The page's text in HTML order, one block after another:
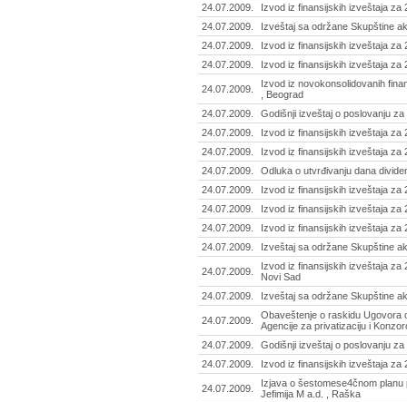
24.07.2009.
Izvod iz finansijskih izveštaja za
24.07.2009.
Izveštaj sa održane Skupštine
24.07.2009.
Izvod iz finansijskih izveštaja za
24.07.2009.
Izvod iz finansijskih izveštaja za
24.07.2009.
Izvod iz novokonsolidovanih
, Beograd
24.07.2009.
Godišnji izveštaj o poslovanju
24.07.2009.
Izvod iz finansijskih izveštaja za
24.07.2009.
Izvod iz finansijskih izveštaja za
24.07.2009.
Odluka o utvrđivanju dana
24.07.2009.
Izvod iz finansijskih izveštaja za
24.07.2009.
Izvod iz finansijskih izveštaja za
24.07.2009.
Izvod iz finansijskih izveštaja za
24.07.2009.
Izveštaj sa održane Skupštine
24.07.2009.
Izvod iz finansijskih izveštaja za
Novi Sad
24.07.2009.
Izveštaj sa održane Skupštine
24.07.2009.
Obaveštenje o raskidu Ugovora
Agencije za privatizaciju i
24.07.2009.
Godišnji izveštaj o poslovanju
24.07.2009.
Izvod iz finansijskih izveštaja za
24.07.2009.
Izjava o šestomese4čnom
Jefimija M a.d. , Raška